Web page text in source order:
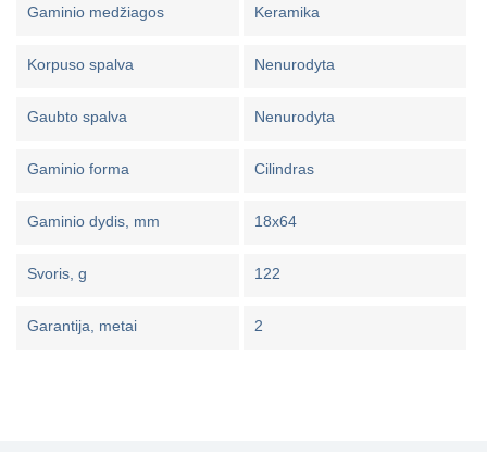
Gaminio medžiagos Keramika
Korpuso spalva Nenurodyta
Gaubto spalva Nenurodyta
Gaminio forma Cilindras
Gaminio dydis, mm 18x64
Svoris, g 122
Garantija, metai 2